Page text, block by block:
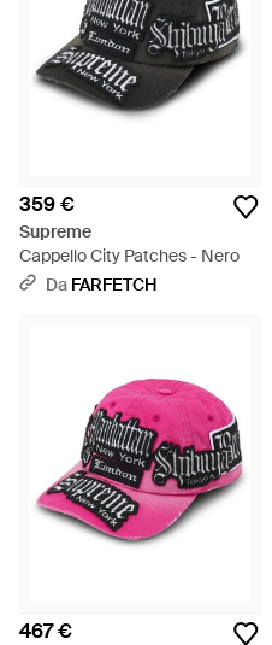
359 €
Supreme
Cappello City Patches - Nero
Da FARFETCH
467 €